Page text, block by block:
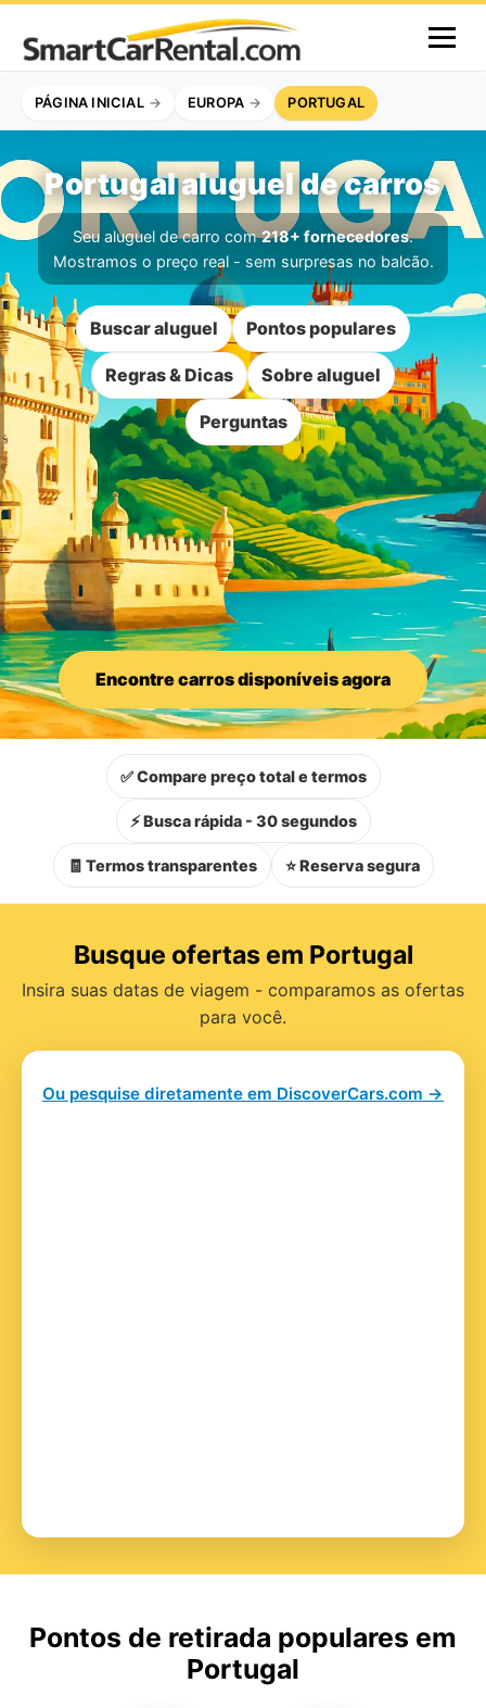
PÁGINA INICIAL EUROPA PORTUGAL
Portugal aluguel de carros
Seu aluguel de carro com218+ fornecedores.
Mostramos o preço real - sem surpresas no balcão.
Buscar aluguel Pontos populares
Regras & Dicas Sobre aluguel
Perguntas
Encontre carros disponíveis agora
✅ Compare preço total e termos
⚡ Busca rápida - 30 segundos
🧾 Termos transparentes ⭐ Reserva segura
Busque ofertas em Portugal
Insira suas datas de viagem - comparamos as ofertas
para você.
Ou pesquise diretamente em DiscoverCars.com →
Pontos de retirada populares em
Portugal